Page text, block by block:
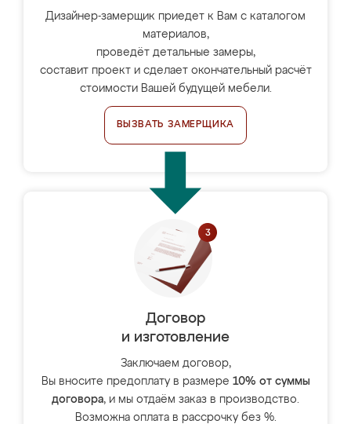
Дизайнер-замерщик приедет к Вам с каталогом
материалов,
проведёт детальные замеры,
составит проект и сделает окончательный расчёт
стоимости Вашей будущей мебели.
ВЫЗВАТЬ ЗАМЕРЩИКА
Договор
и изготовление
Заключаем договор,
Вы вносите предоплату в размере 10% от суммы
договора, и мы отдаём заказ в производство.
Возможна оплата в рассрочку без %.